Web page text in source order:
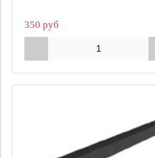
350 руб